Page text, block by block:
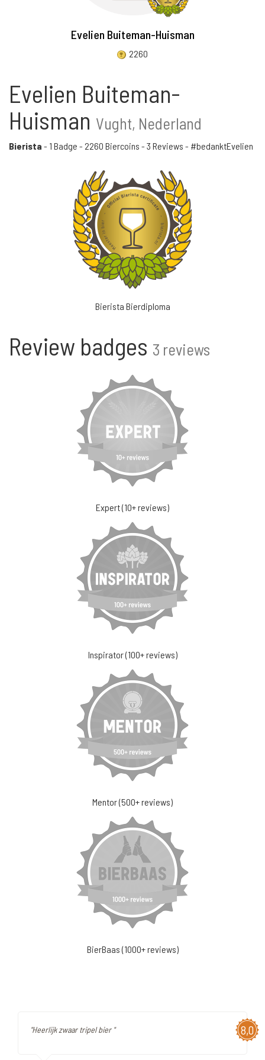
Evelien Buiteman-Huisman
2260
Evelien Buiteman-
Huisman Vught, Nederland
Bierista - 1 Badge - 2260 Biercoins - 3 Reviews - #bedanktEvelien
Bierista Bierdiploma
Review badges 3 reviews
Expert (10+ reviews)
Inspirator (100+ reviews)
Mentor (500+ reviews)
BierBaas (1000+ reviews)
8,0
"Heerlijk zwaar tripel bier "